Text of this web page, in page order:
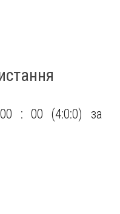
: 00 (4:0:0) за